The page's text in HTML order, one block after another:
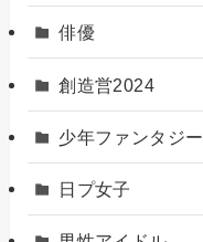
俳優
創造営2024
少年ファンタジー
日プ女子